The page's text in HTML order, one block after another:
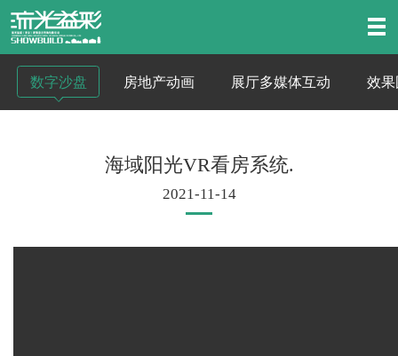
数字沙盘 房地产动画 展厅多媒体互动 效果
海域阳光VR看房系统.
2021-11-14